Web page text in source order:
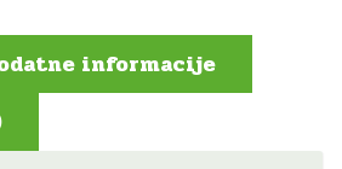
informacije